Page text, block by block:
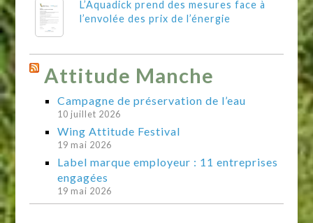
L’Aquadick prend des mesures face à
l’envolée des prix de l’énergie
Attitude Manche
Campagne de préservation de l’eau
10 juillet 2026
Wing Attitude Festival
19 mai 2026
Label marque employeur : 11 entreprises
engagées
19 mai 2026